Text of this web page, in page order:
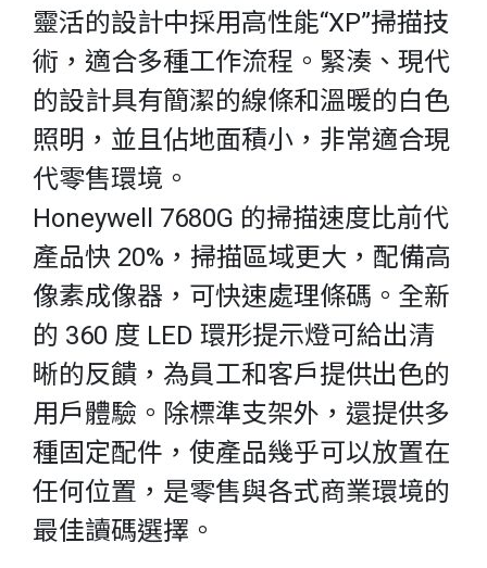
靈活的設計中採用高性能“XP”掃描技
術，適合多種工作流程。緊湊、現代
的設計具有簡潔的線條和溫暖的白色
照明，並且佔地面積小，非常適合現
代零售環境。
Honeywell 7680G 的掃描速度比前代
產品快 20%，掃描區域更大，配備高
像素成像器，可快速處理條碼。全新
的 360 度 LED 環形提示燈可給出清
晰的反饋，為員工和客戶提供出色的
用戶體驗。除標準支架外，還提供多
種固定配件，使產品幾乎可以放置在
任何位置，是零售與各式商業環境的
最佳讀碼選擇。